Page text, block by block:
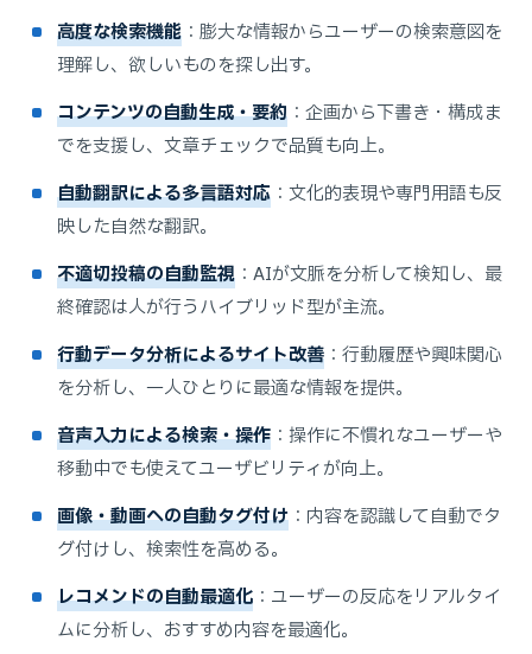
高度な検索機能 ：膨大な情報からユーザーの検索意図を
理解し、欲しいものを探し出す。
コンテンツの自動生成・要約 ：企画から下書き・構成ま
でを支援し、文章チェックで品質も向上。
自動翻訳による多言語対応 ：文化的表現や専門用語も反
映した自然な翻訳。
不適切投稿の自動監視 ：AIが文脈を分析して検知し、最
終確認は人が行うハイブリッド型が主流。
行動データ分析によるサイト改善 ：行動履歴や興味関心
を分析し、一人ひとりに最適な情報を提供。
音声入力による検索・操作 ：操作に不慣れなユーザーや
移動中でも使えてユーザビリティが向上。
画像・動画への自動タグ付け ：内容を認識して自動でタ
グ付けし、検索性を高める。
レコメンドの自動最適化 ：ユーザーの反応をリアルタイ
ムに分析し、おすすめ内容を最適化。